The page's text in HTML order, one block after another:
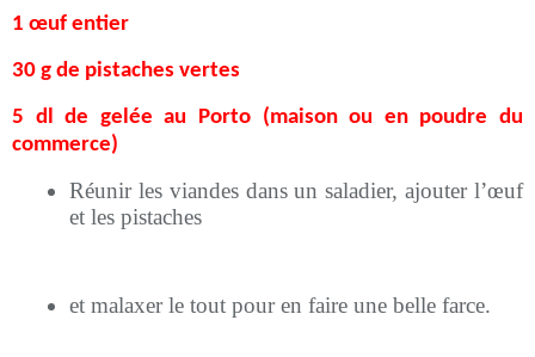
1 œuf entier
30 g de pistaches vertes
5 dl de gelée au Porto (maison ou en poudre du
commerce)
Réunir les viandes dans un saladier, ajouter l’œuf
et les pistaches
et malaxer le tout pour en faire une belle farce.